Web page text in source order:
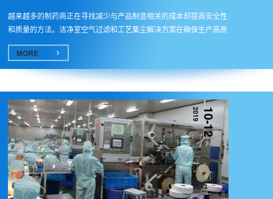
越来越多的制药商正在寻找减少与产品制造相关的成本却提高安全性
和质量的方法。洁净室空气过滤和工艺集尘解决方案在确保生产高质
量药...
MORE
10-12
2019